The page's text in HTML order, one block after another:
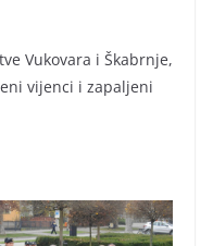
Vukovara i Škabrnje,
vijenci i zapaljeni